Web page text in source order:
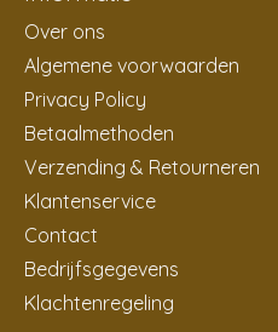
Over ons
Algemene voorwaarden
Privacy Policy
Betaalmethoden
Verzending & Retourneren
Klantenservice
Contact
Bedrijfsgegevens
Klachtenregeling